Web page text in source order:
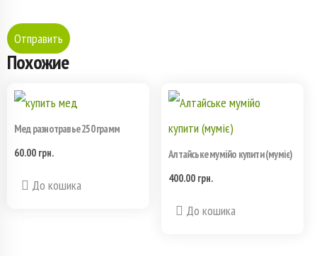
Похожие
Мед разнотравье 250 грамм
60.00 грн.
До кошика
Алтайське мумійо купити (муміє)
400.00 грн.
До кошика